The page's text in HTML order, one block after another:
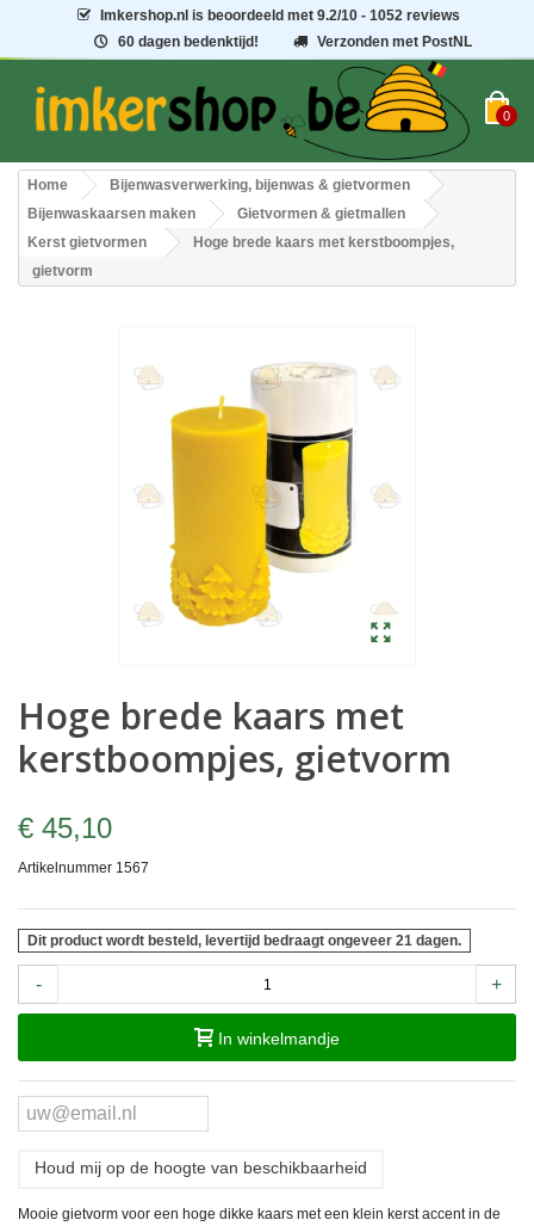
Imkershop.nl is beoordeeld met9.2/10 - 1052 reviews
60 dagen bedenktijd!
Verzonden met PostNL
0
Home
Bijenwasverwerking, bijenwas & gietvormen
Bijenwaskaarsen maken
Gietvormen & gietmallen
Kerst gietvormen
Hoge brede kaars met kerstboompjes,
gietvorm
Hoge brede kaars met
kerstboompjes, gietvorm
€ 45,10
Artikelnummer 1567
Dit product wordt besteld, levertijd bedraagt ongeveer 21 dagen.
- +
In winkelmandje
Houd mij op de hoogte van beschikbaarheid
Mooie gietvorm voor een hoge dikke kaars met een klein kerst accent in de